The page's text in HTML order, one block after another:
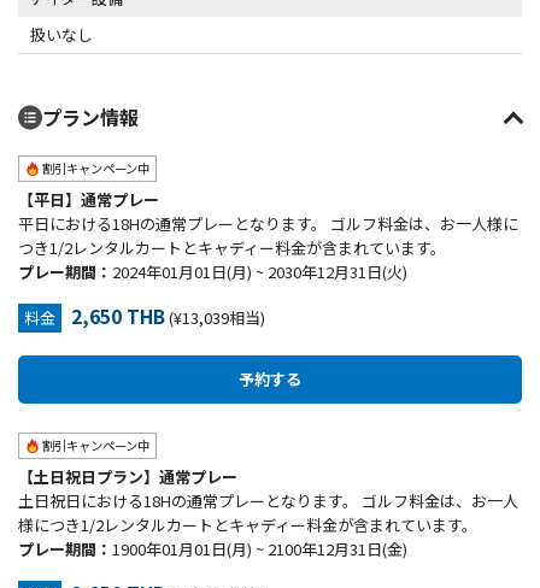
扱いなし
プラン情報
割引キャンペーン中
【平日】通常プレー
平日における18Hの通常プレーとなります。 ゴルフ料金は、お一人様に
つき1/2レンタルカートとキャディー料金が含まれています。
プレー期間： 2024年01月01日(月) ~ 2030年12月31日(火)
料金
2,650 THB(¥13,039相当)
割引キャンペーン中
【土日祝日プラン】通常プレー
土日祝日における18Hの通常プレーとなります。 ゴルフ料金は、お一人
様につき1/2レンタルカートとキャディー料金が含まれています。
プレー期間： 1900年01月01日(月) ~ 2100年12月31日(金)